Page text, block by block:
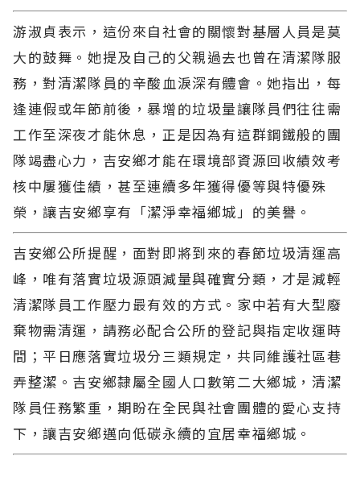
游淑貞表示，這份來自社會的關懷對基層人員是莫
大的鼓舞。她提及自己的父親過去也曾在清潔隊服
務，對清潔隊員的辛酸血淚深有體會。她指出，每
逢連假或年節前後，暴增的垃圾量讓隊員們往往需
工作至深夜才能休息，正是因為有這群鋼鐵般的團
隊竭盡心力，吉安鄉才能在環境部資源回收績效考
核中屢獲佳績，甚至連續多年獲得優等與特優殊
榮，讓吉安鄉享有「潔淨幸福鄉城」的美譽。
吉安鄉公所提醒，面對即將到來的春節垃圾清運高
峰，唯有落實垃圾源頭減量與確實分類，才是減輕
清潔隊員工作壓力最有效的方式。家中若有大型廢
棄物需清運，請務必配合公所的登記與指定收運時
間；平日應落實垃圾分三類規定，共同維護社區巷
弄整潔。吉安鄉隸屬全國人口數第二大鄉城，清潔
隊員任務繁重，期盼在全民與社會團體的愛心支持
下，讓吉安鄉邁向低碳永續的宜居幸福鄉城。